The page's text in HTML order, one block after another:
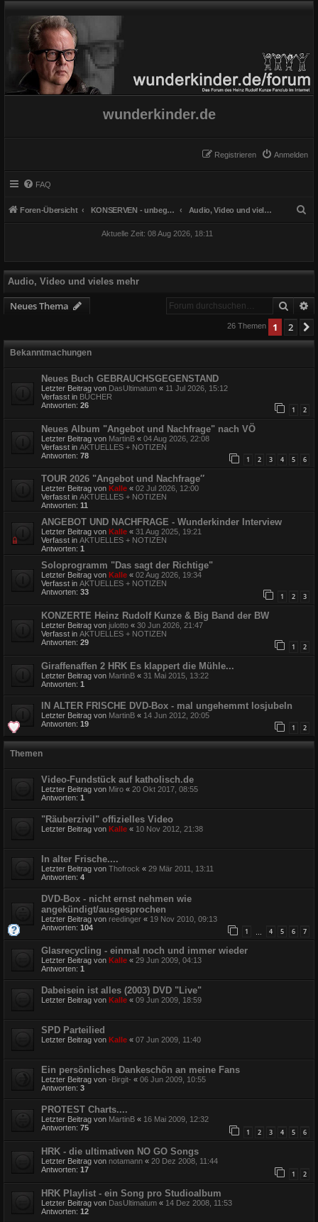
wunderkinder.de
Anmelden
Registrieren
FAQ
Foren-Übersicht KONSERVEN - unbegrenzt haltbar Audio, Video und vieles mehr
Aktuelle Zeit: 08 Aug 2026, 18:11
Audio, Video und vieles mehr
Neues Thema Suche
26 Themen 1 2
Bekanntmachungen
Neues Buch GEBRAUCHSGEGENSTAND
Letzter Beitrag von DasUltimatum « 11 Jul 2026, 15:12
Verfasst in BÜCHER
Antworten: 26 1 2
Neues Album "Angebot und Nachfrage" nach VÖ
Letzter Beitrag von MartinB « 04 Aug 2026, 22:08
Verfasst in AKTUELLES + NOTIZEN
Antworten: 78 1 2 3 4 5 6
TOUR 2026 "Angebot und Nachfrage″
Letzter Beitrag von Kalle « 02 Jul 2026, 12:00
Verfasst in AKTUELLES + NOTIZEN
Antworten: 11
ANGEBOT UND NACHFRAGE - Wunderkinder Interview
Letzter Beitrag von Kalle « 31 Aug 2025, 19:21
Verfasst in AKTUELLES + NOTIZEN
Antworten: 1
Soloprogramm "Das sagt der Richtige"
Letzter Beitrag von Kalle « 02 Aug 2026, 19:34
Verfasst in AKTUELLES + NOTIZEN
Antworten: 33 1 2 3
KONZERTE Heinz Rudolf Kunze & Big Band der BW
Letzter Beitrag von julotto « 30 Jun 2026, 21:47
Verfasst in AKTUELLES + NOTIZEN
Antworten: 29 1 2
Giraffenaffen 2 HRK Es klappert die Mühle...
Letzter Beitrag von MartinB « 31 Mai 2015, 13:22
Antworten: 1
IN ALTER FRISCHE DVD-Box - mal ungehemmt losjubeln
Letzter Beitrag von MartinB « 14 Jun 2012, 20:05
Antworten: 19 1 2
Themen
Video-Fundstück auf katholisch.de
Letzter Beitrag von Miro « 20 Okt 2017, 08:55
Antworten: 1
"Räuberzivil" offizielles Video
Letzter Beitrag von Kalle « 10 Nov 2012, 21:38
In alter Frische....
Letzter Beitrag von Thofrock « 29 Mär 2011, 13:11
Antworten: 4
DVD-Box - nicht ernst nehmen wie
angekündigt/ausgesprochen
Letzter Beitrag von reedinger « 19 Nov 2010, 09:13
Antworten: 104 1 4 5 6 7
Glasrecycling - einmal noch und immer wieder
Letzter Beitrag von Kalle « 29 Jun 2009, 04:13
Antworten: 1
Dabeisein ist alles (2003) DVD "Live"
Letzter Beitrag von Kalle « 09 Jun 2009, 18:59
SPD Parteilied
Letzter Beitrag von Kalle « 07 Jun 2009, 11:40
Ein persönliches Dankeschön an meine Fans
Letzter Beitrag von -Birgit- « 06 Jun 2009, 10:55
Antworten: 3
PROTEST Charts....
Letzter Beitrag von MartinB « 16 Mai 2009, 12:32
Antworten: 75 1 2 3 4 5 6
HRK - die ultimativen NO GO Songs
Letzter Beitrag von notamann « 20 Dez 2008, 11:44
Antworten: 17 1 2
HRK Playlist - ein Song pro Studioalbum
Letzter Beitrag von DasUltimatum « 14 Dez 2008, 11:53
Antworten: 12